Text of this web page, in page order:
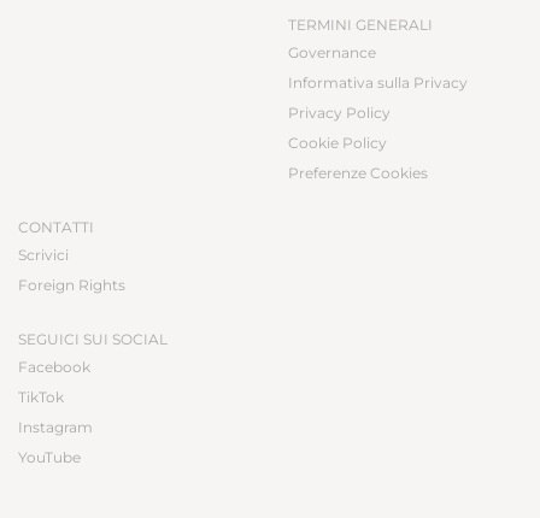
TERMINI GENERALI
Governance
Informativa sulla Privacy
Privacy Policy
Cookie Policy
Preferenze Cookies
CONTATTI
Scrivici
Foreign Rights
SEGUICI SUI SOCIAL
Facebook
TikTok
Instagram
YouTube